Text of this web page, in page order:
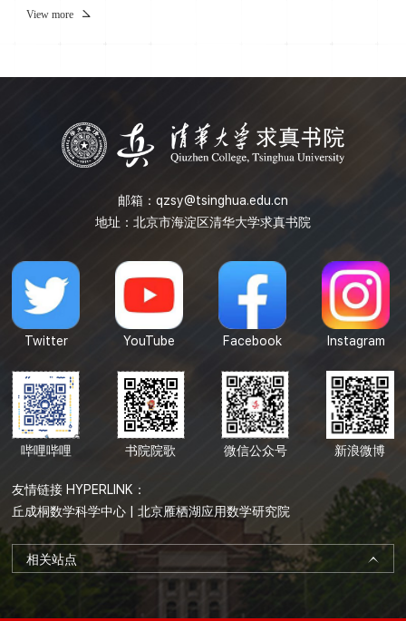
们所孵化的硬科技企业，深入科技创新的核心区域，近距离体验
机器人基地。自2014年创立以来，XbotPark机器人基地深耕硬
View more
邮箱： qzsy@tsinghua.edu.cn
地址：北京市海淀区清华大学求真书院
Twitter YouTube Facebook Instagram
哔哩哔哩 书院院歌 微信公众号 新浪微博
友情链接 HYPERLINK：
丘成桐数学科学中心 |北京雁栖湖应用数学研究院
相关站点